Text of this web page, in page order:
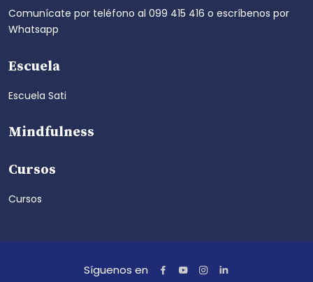
Comunícate por teléfono al 099 415 416 o escríbenos por
Whatsapp
Escuela
Escuela Sati
Mindfulness
Cursos
Cursos
Síguenos en